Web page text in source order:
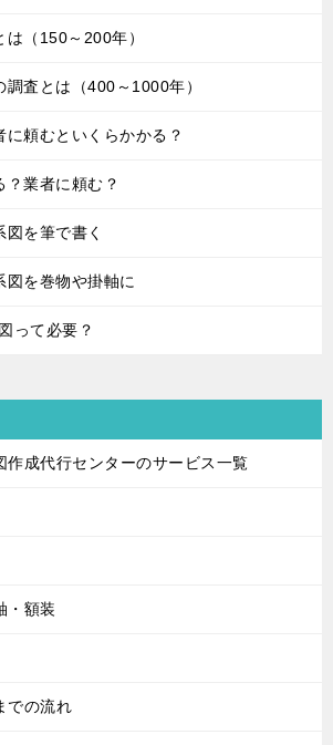
は（150～200年）
調査とは（400～1000年）
に頼むといくらかかる？
？業者に頼む？
を筆で書く
図を巻物や掛軸に
って必要？
作成代行センターのサービス一覧
・額装
での流れ